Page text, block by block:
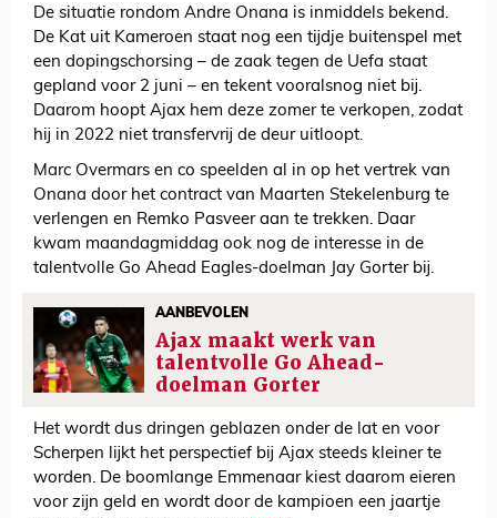
De situatie rondom Andre Onana is inmiddels bekend.
De Kat uit Kameroen staat nog een tijdje buitenspel met
een dopingschorsing – de zaak tegen de Uefa staat
gepland voor 2 juni – en tekent vooralsnog niet bij.
Daarom hoopt Ajax hem deze zomer te verkopen, zodat
hij in 2022 niet transfervrij de deur uitloopt.
Marc Overmars en co speelden al in op het vertrek van
Onana door het contract van Maarten Stekelenburg te
verlengen en Remko Pasveer aan te trekken. Daar
kwam maandagmiddag ook nog de interesse in de
talentvolle Go Ahead Eagles-doelman Jay Gorter bij.
AANBEVOLEN
Ajax maakt werk van
talentvolle Go Ahead-
doelman Gorter
Het wordt dus dringen geblazen onder de lat en voor
Scherpen lijkt het perspectief bij Ajax steeds kleiner te
worden. De boomlange Emmenaar kiest daarom eieren
voor zijn geld en wordt door de kampioen een jaartje